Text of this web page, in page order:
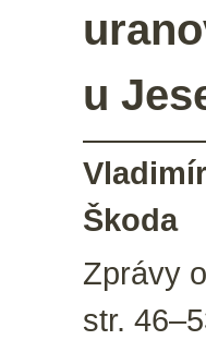
u
Škoda
Zprávy
str.